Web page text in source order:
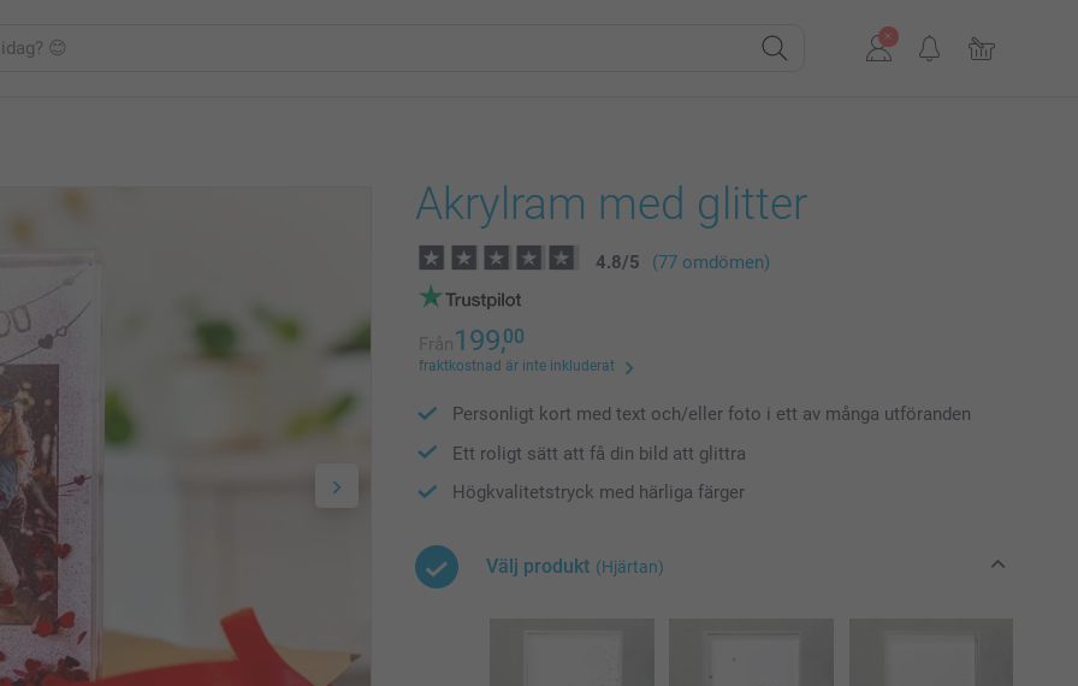
Akrylram med glitter
4.8/5 (77 omdömen)
Från199,00
fraktkostnad är inte inkluderat
Personligt kort med text och/eller foto i ett av många utföranden
Ett roligt sätt att få din bild att glittra
Högkvalitetstryck med härliga färger
Välj produkt (Hjärtan)